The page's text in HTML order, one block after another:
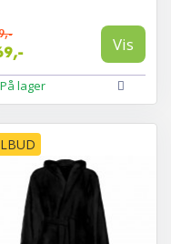
Vis
På lager